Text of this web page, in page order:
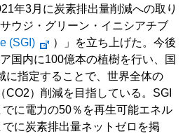
年3月に炭素排出量削減への取り
ウジ・グリーン・イニシアチブ
(SGI)
）」を立ち上げた。今後
国内に100億本の植樹を行い、国
に指定することで、世界全体の
CO2）削減を目指している。SGI
に電力の50％を再生可能エネル
に炭素排出量ネットゼロを掲